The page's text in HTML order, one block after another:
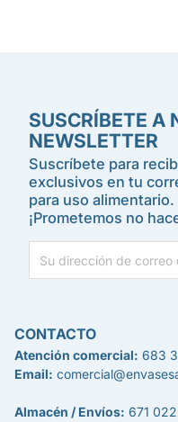
SUSCRÍBETE A
NEWSLETTER
Suscríbete para
exclusivos en tu
para uso alimentario.
¡Prometemos no
CONTACTO
Atención comercial: 683
Email:
Almacén / Envíos: 671 022